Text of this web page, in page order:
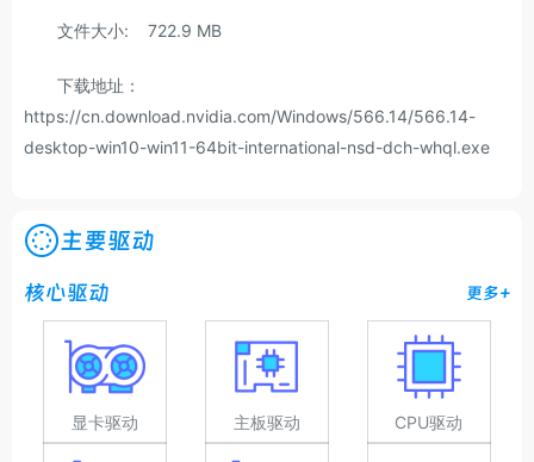
文件大小: 722.9 MB
下载地址：
https://cn.download.nvidia.com/Windows/566.14/566.14-
desktop-win10-win11-64bit-international-nsd-dch-whql.exe
主要驱动
核心驱动 更多+
显卡驱动 主板驱动 CPU驱动